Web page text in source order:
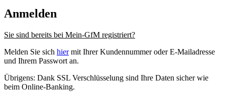
Anmelden
Sie sind bereits bei Mein-GfM registriert?
Melden Sie sich hiermit Ihrer Kundennummer oder E-Mailadresse
und Ihrem Passwort an.
Übrigens: Dank SSL Verschlüsselung sind Ihre Daten sicher wie
beim Online-Banking.